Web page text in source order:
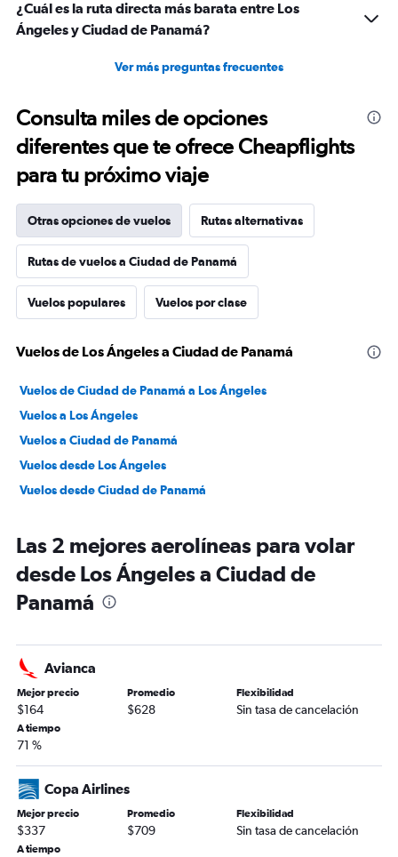
¿Cuál es la ruta directa más barata entre Los
Ángeles y Ciudad de Panamá?
Ver más preguntas frecuentes
Consulta miles de opciones
diferentes que te ofrece Cheapflights
para tu próximo viaje
Otras opciones de vuelos Rutas alternativas
Rutas de vuelos a Ciudad de Panamá
Vuelos populares Vuelos por clase
Vuelos de Los Ángeles a Ciudad de Panamá
Vuelos de Ciudad de Panamá a Los Ángeles
Vuelos a Los Ángeles
Vuelos a Ciudad de Panamá
Vuelos desde Los Ángeles
Vuelos desde Ciudad de Panamá
Las 2 mejores aerolíneas para volar
desde Los Ángeles a Ciudad de
Panamá
Avianca
Mejor precio
$164
Promedio
$628
Flexibilidad
Sin tasa de cancelación
A tiempo
71 %
Copa Airlines
Mejor precio
$337
Promedio
$709
Flexibilidad
Sin tasa de cancelación
A tiempo